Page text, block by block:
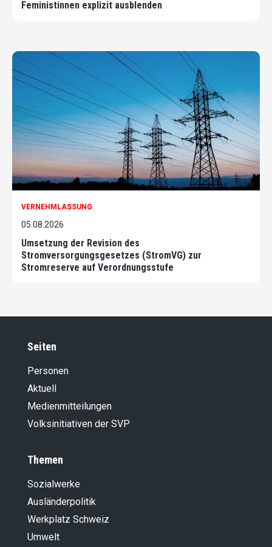
Feministinnen explizit ausblenden
VERNEHMLASSUNG
05.08.2026
Umsetzung der Revision des
Stromversorgungsgesetzes (StromVG) zur
Stromreserve auf Verordnungsstufe
Seiten
Personen
Aktuell
Medienmitteilungen
Volksinitiativen der SVP
Themen
Sozialwerke
Ausländer­politik
Werkplatz Schweiz
Umwelt